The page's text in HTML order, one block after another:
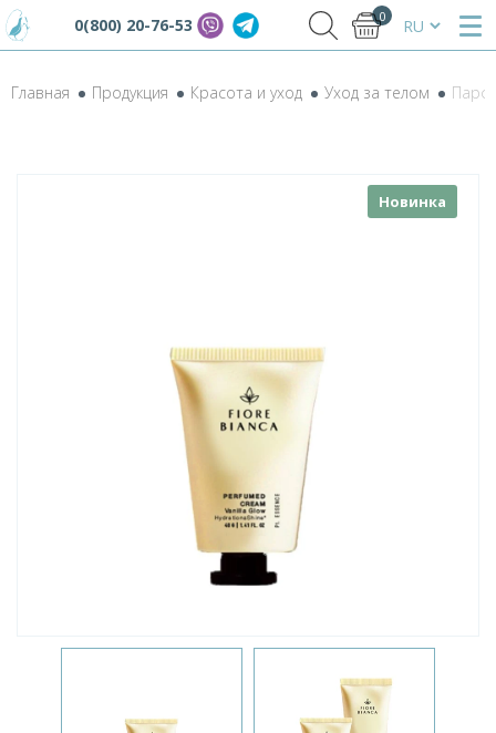
0(800) 20-76-53 0
Главная Продукция Красота и уход Уход за телом
Новинка